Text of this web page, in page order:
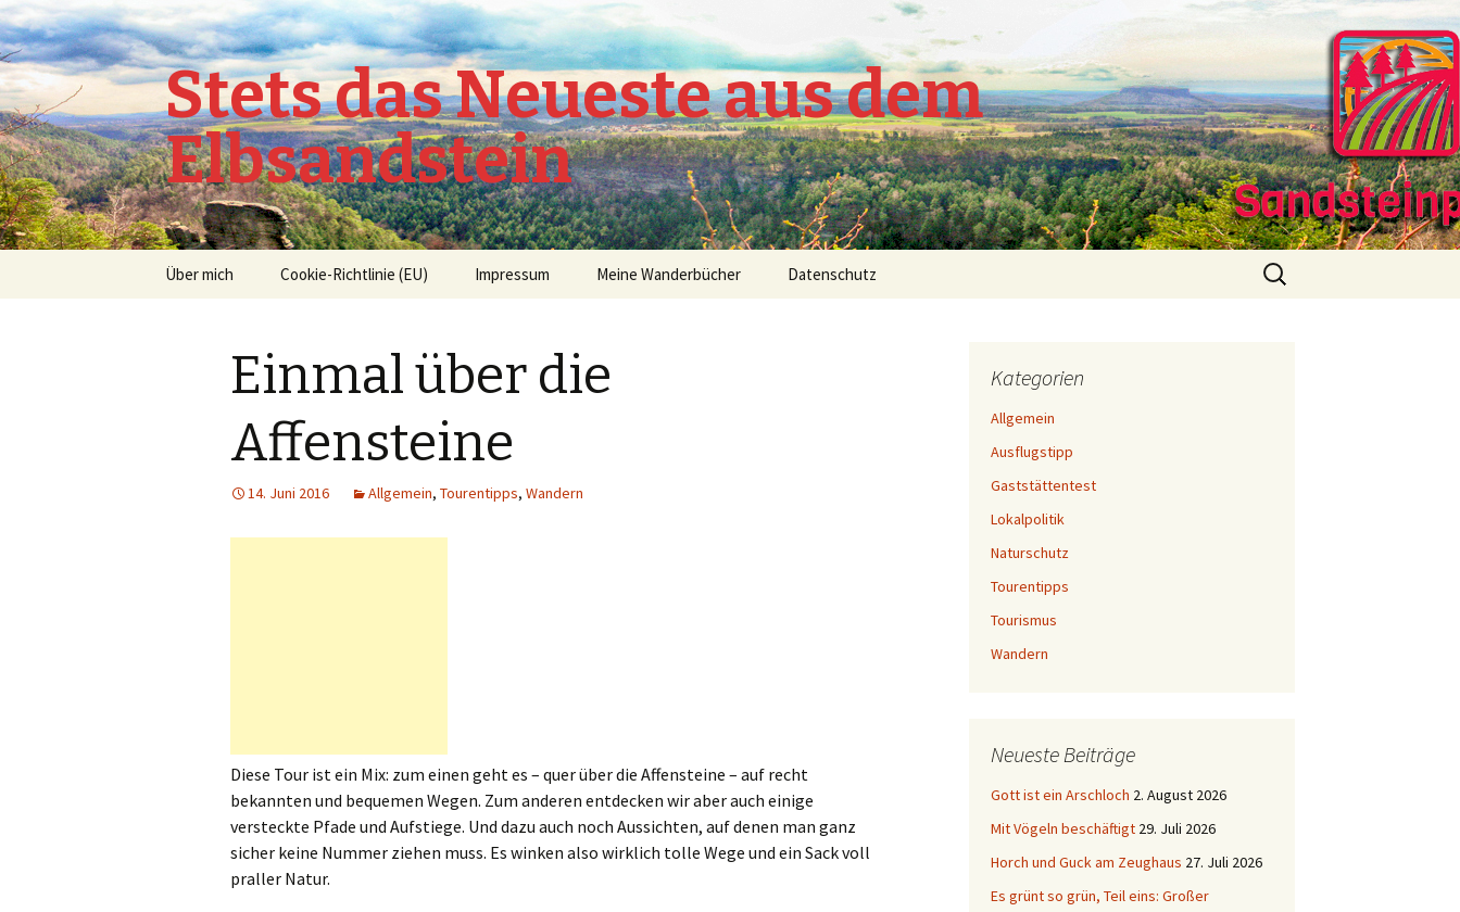
Stets das Neueste aus dem
Elbsandstein
Springe
Über mich Cookie-Richtlinie (EU) Impressum Meine Wanderbücher Datenschutz
Suchen
nach:
Einmal über die
Affensteine
14. Juni 2016 Allgemein, Tourentipps, Wandern
Diese Tour ist ein Mix: zum einen geht es – quer über die Affensteine – auf recht
bekannten und bequemen Wegen. Zum anderen entdecken wir aber auch einige
versteckte Pfade und Aufstiege. Und dazu auch noch Aussichten, auf denen man ganz
sicher keine Nummer ziehen muss. Es winken also wirklich tolle Wege und ein Sack voll
praller Natur.
Kategorien
Allgemein
Ausflugstipp
Gaststättentest
Lokalpolitik
Naturschutz
Tourentipps
Tourismus
Wandern
Neueste Beiträge
Gott ist ein Arschloch 2. August 2026
Mit Vögeln beschäftigt 29. Juli 2026
Horch und Guck am Zeughaus 27. Juli 2026
Es grünt so grün, Teil eins: Großer